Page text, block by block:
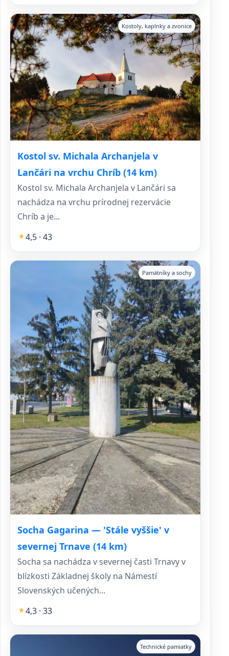
Kostol sv. Michala Archanjela v
Lančári na vrchu Chríb (14 km)
Kostoly, kaplnky a zvonice
Kostol sv. Michala Archanjela v Lančári sa
nachádza na vrchu prírodnej rezervácie
Chríb a je...
4,5 · 43
Socha Gagarina — 'Stále vyššie' v
severnej Trnave (14 km)
Pamätníky a sochy
Socha sa nachádza v severnej časti Trnavy v
blízkosti Základnej školy na Námestí
Slovenských učených...
4,3 · 33
Technické pamiatky